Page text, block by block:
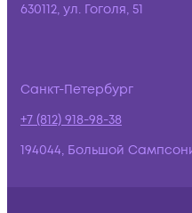
630112, ул. Гоголя, 51
Санкт-Петербург
+7 (812) 918-98-38
194044, Большой